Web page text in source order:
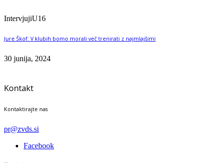
IntervjujiU16
Jure Škof: V klubih bomo morali več trenirati z najmlajšimi
30 junija, 2024
Kontakt
Kontaktirajte nas
pr@zvds.si
Facebook